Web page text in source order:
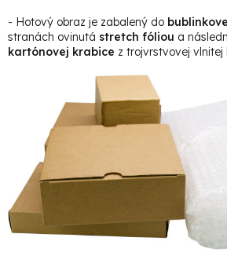
- Hotový obraz je zabalený do
stranách ovinutá stretch fóliou a
kartónovej krabice z trojvrstvovej vlnitej